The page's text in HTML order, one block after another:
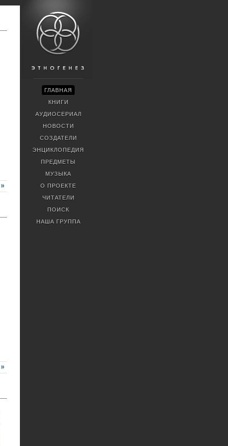
ГЛАВНАЯ
КНИГИ
АУДИОСЕРИАЛ
НОВОСТИ
СОЗДАТЕЛИ
ЭНЦИКЛОПЕДИЯ
ПРЕДМЕТЫ
МУЗЫКА
О ПРОЕКТЕ
ЧИТАТЕЛИ
ПОИСК
НАША ГРУППА